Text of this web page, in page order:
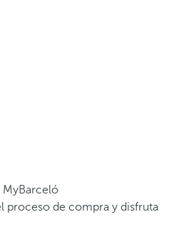
MyBarceló
proceso de compra y disfruta